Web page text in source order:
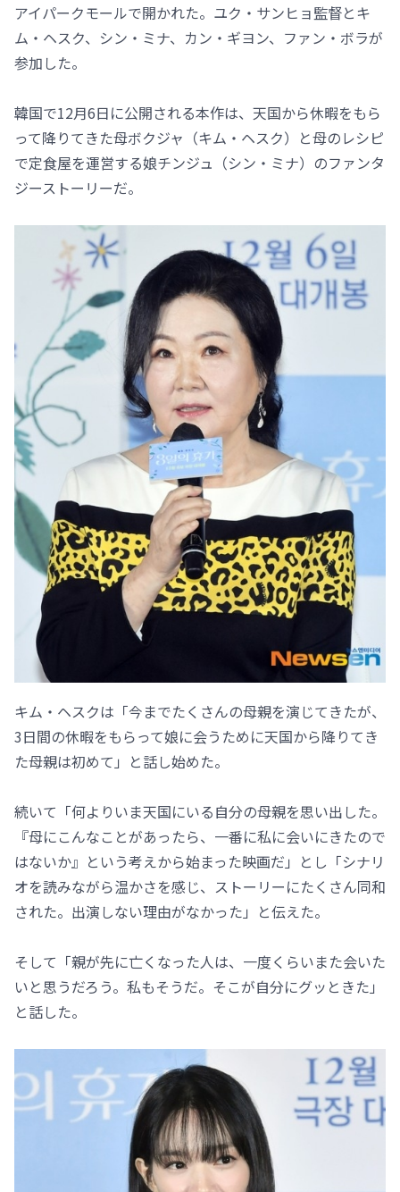
アイパークモールで開かれた。ユク・サンヒョ監督とキ
ム・ヘスク、シン・ミナ、カン・ギヨン、ファン・ボラが
参加した。
韓国で12月6日に公開される本作は、天国から休暇をもら
って降りてきた母ボクジャ（キム・ヘスク）と母のレシピ
で定食屋を運営する娘チンジュ（シン・ミナ）のファンタ
ジーストーリーだ。
キム・ヘスクは「今までたくさんの母親を演じてきたが、
3日間の休暇をもらって娘に会うために天国から降りてき
た母親は初めて」と話し始めた。
続いて「何よりいま天国にいる自分の母親を思い出した。
『母にこんなことがあったら、一番に私に会いにきたので
はないか』という考えから始まった映画だ」とし「シナリ
オを読みながら温かさを感じ、ストーリーにたくさん同和
された。出演しない理由がなかった」と伝えた。
そして「親が先に亡くなった人は、一度くらいまた会いた
いと思うだろう。私もそうだ。そこが自分にグッときた」
と話した。